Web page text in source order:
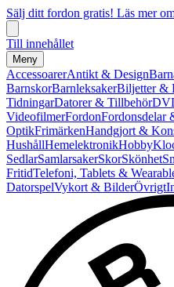
Sälj ditt fordon gratis! Läs mer
Till innehållet
Meny
AccessoarerAntikt & Design
BarnskorBarnleksakerBiljetter &
TidningarDatorer & Tillbehör
VideofilmerFordonFordonsdelar
OptikFrimärkenHandgjort &
HushållHemelektronikHobby
SedlarSamlarsakerSkorSkönhet
FritidTelefoni, Tablets &
DatorspelVykort & BilderÖvrigt